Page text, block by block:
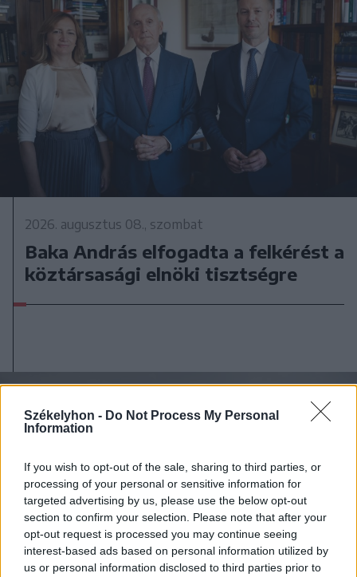
Székelyhon - Do Not Process My Personal
Information
If you wish to opt-out of the sale, sharing to third parties, or
processing of your personal or sensitive information for
targeted advertising by us, please use the below opt-out
section to confirm your selection. Please note that after your
opt-out request is processed you may continue seeing
interest-based ads based on personal information utilized by
us or personal information disclosed to third parties prior to
2026. augusztus 08., szombat
Baka András elfogadta a felkérést a
köztársasági elnöki tisztségre